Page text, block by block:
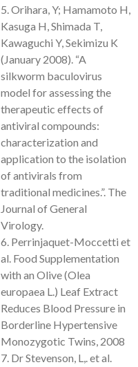
5. Orihara, Y; Hamamoto H,
Kasuga H, Shimada T,
Kawaguchi Y, Sekimizu K
(January 2008). “A
silkworm baculovirus
model for assessing the
therapeutic effects of
antiviral compounds:
characterization and
application to the isolation
of antivirals from
traditional medicines.”. The
Journal of General
Virology.
6. Perrinjaquet-Moccetti et
al. Food Supplementation
with an Olive (Olea
europaea L.) Leaf Extract
Reduces Blood Pressure in
Borderline Hypertensive
Monozygotic Twins, 2008
7. Dr Stevenson, L,. et al.